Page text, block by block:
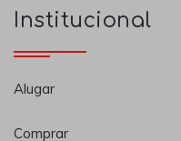
Institucional
Alugar
Comprar